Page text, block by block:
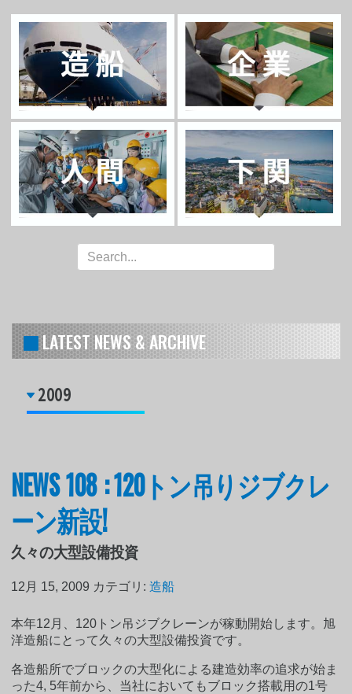
LATEST NEWS & ARCHIVE
2009
NEWS 108 : 120トン吊りジブクレ
ーン新設!
久々の大型設備投資
12月 15, 2009 カテゴリ:造船
本年12月、120トン吊ジブクレーンが稼動開始します。旭
洋造船にとって久々の大型設備投資です。
各造船所でブロックの大型化による建造効率の追求が始ま
った4, 5年前から、当社においてもブロック搭載用の1号